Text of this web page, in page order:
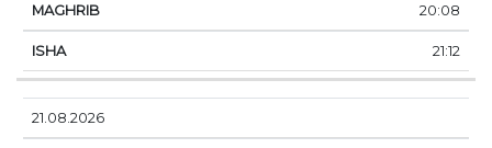
20:08
21:12
21.08.2026